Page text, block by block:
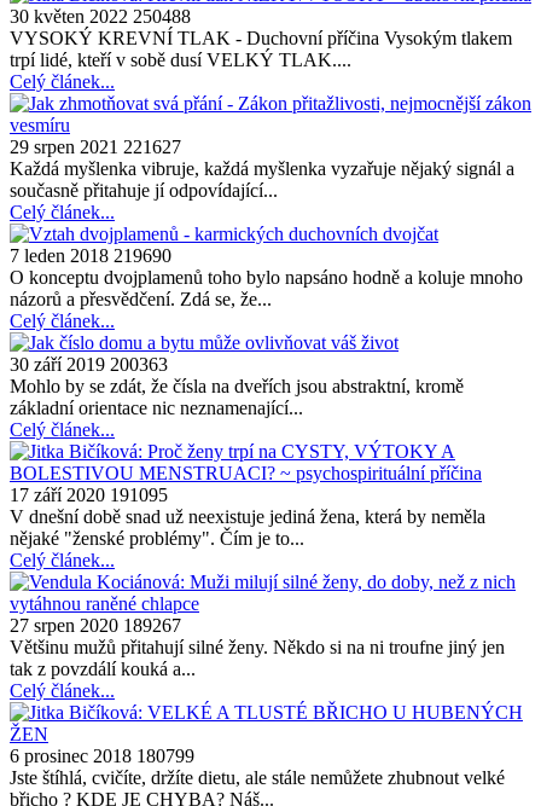
30 květen 2022 250488
VYSOKÝ KREVNÍ TLAK - Duchovní příčina Vysokým tlakem
trpí lidé, kteří v sobě dusí VELKÝ TLAK....
Celý článek...
29 srpen 2021 221627
Každá myšlenka vibruje, každá myšlenka vyzařuje nějaký signál a
současně přitahuje jí odpovídající...
Celý článek...
7 leden 2018 219690
O konceptu dvojplamenů toho bylo napsáno hodně a koluje mnoho
názorů a přesvědčení. Zdá se, že...
Celý článek...
30 září 2019 200363
Mohlo by se zdát, že čísla na dveřích jsou abstraktní, kromě
základní orientace nic neznamenající...
Celý článek...
17 září 2020 191095
V dnešní době snad už neexistuje jediná žena, která by neměla
nějaké "ženské problémy". Čím je to...
Celý článek...
27 srpen 2020 189267
Většinu mužů přitahují silné ženy. Někdo si na ni troufne jiný jen
tak z povzdálí kouká a...
Celý článek...
6 prosinec 2018 180799
Jste štíhlá, cvičíte, držíte dietu, ale stále nemůžete zhubnout velké
břicho ? KDE JE CHYBA? Náš...